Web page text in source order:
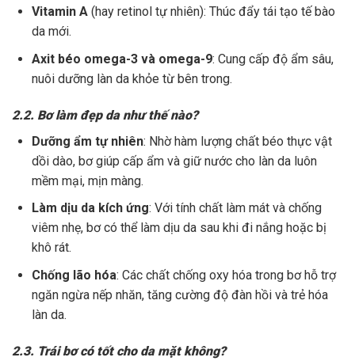
Vitamin A (hay retinol tự nhiên): Thúc đẩy tái tạo tế bào
da mới.
Axit béo omega-3 và omega-9: Cung cấp độ ẩm sâu,
nuôi dưỡng làn da khỏe từ bên trong.
2.2. Bơ làm đẹp da như thế nào?
Dưỡng ẩm tự nhiên: Nhờ hàm lượng chất béo thực vật
dồi dào, bơ giúp cấp ẩm và giữ nước cho làn da luôn
mềm mại, mịn màng.
Làm dịu da kích ứng: Với tính chất làm mát và chống
viêm nhẹ, bơ có thể làm dịu da sau khi đi nắng hoặc bị
khô rát.
Chống lão hóa: Các chất chống oxy hóa trong bơ hỗ trợ
ngăn ngừa nếp nhăn, tăng cường độ đàn hồi và trẻ hóa
làn da.
2.3. Trái bơ có tốt cho da mặt không?